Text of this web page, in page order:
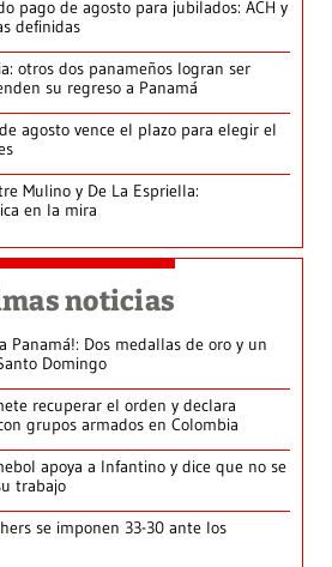
pago de agosto para jubilados: ACH y
definidas
otros dos panameños logran ser
su regreso a Panamá
agosto vence el plazo para elegir el
Mulino y De La Espriella:
en la mira
noticias
Panamá!: Dos medallas de oro y un
Domingo
recuperar el orden y declara
grupos armados en Colombia
apoya a Infantino y dice que no se
trabajo
se imponen 33-30 ante los